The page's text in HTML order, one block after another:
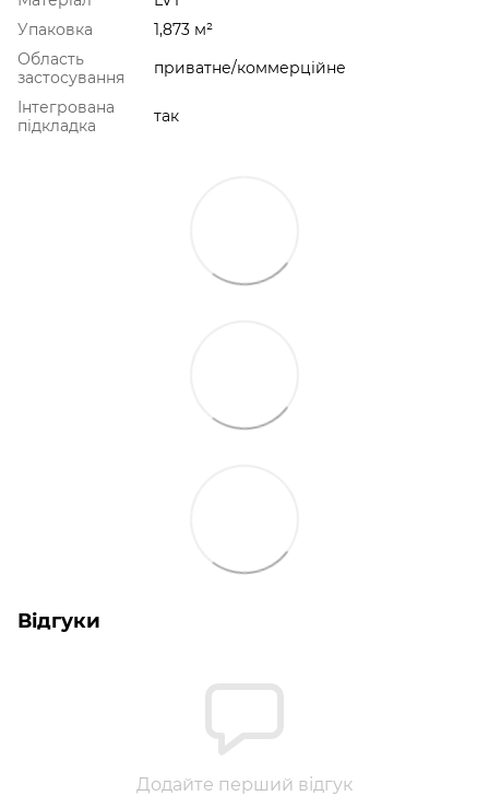
Упаковка
1,873 м²
Область
застосування
приватне/коммерційне
Інтегрована
підкладка
так
Відгуки
Додайте перший відгук